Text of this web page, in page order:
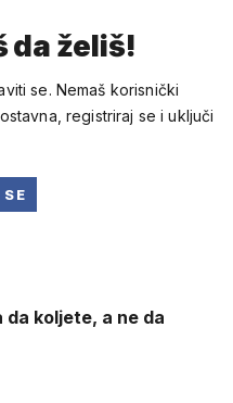
da želiš!
se. Nemaš korisnički
registriraj se i uključi
da koljete, a ne da